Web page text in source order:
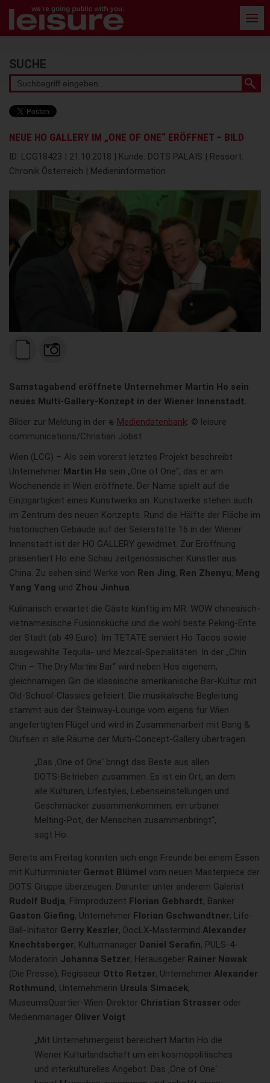
Barrierefreie
Bedienung
der
Stichwortsuche
SUCHE
NEUE HO GALLERY IM „ONE OF ONE“ ERÖFFNET – BILD
ID: LCG18423 | 21.10.2018 | Kunde: DOTS PALAIS | Ressort:
Chronik Österreich | Medieninformation
Samstagabend eröffnete Unternehmer Martin Ho sein
neues Multi-Gallery-Konzept in der Wiener Innenstadt.
Bilder zur Meldung in der
Mediendatenbank: © leisure
communications/Christian Jobst
Wien (LCG) – Als sein vorerst letztes Projekt beschreibt
Unternehmer Martin Ho sein „One of One“, das er am
Wochenende in Wien eröffnete. Der Name spielt auf die
Einzigartigkeit eines Kunstwerks an. Kunstwerke stehen auch
im Zentrum des neuen Konzepts. Rund die Hälfte der Fläche im
historischen Gebäude auf der Seilerstätte 16 in der Wiener
Innenstadt ist der HO GALLERY gewidmet. Zur Eröffnung
präsentiert Ho eine Schau zeitgenössischer Künstler aus
China. Zu sehen sind Werke von Ren Jing, Ren Zhenyu, Meng
Yang Yang und Zhou Jinhua.
Kulinarisch erwartet die Gäste künftig im MR. WOW chinesisch-
vietnamesische Fusionsküche und die wohl beste Peking-Ente
der Stadt (ab 49 Euro). Im TETATE serviert Ho Tacos sowie
ausgewählte Tequila- und Mezcal-Spezialitäten. In der „Chin
Chin – The Dry Martini Bar“ wird neben Hos eigenem,
gleichnamigen Gin die klassische amerikanische Bar-Kultur mit
Old-School-Classics gefeiert. Die musikalische Begleitung
stammt aus der Steinway-Lounge vom eigens für Wien
angefertigten Flügel und wird in Zusammenarbeit mit Bang &
Olufsen in alle Räume der Multi-Concept-Gallery übertragen.
„Das ‚One of One‘ bringt das Beste aus allen
DOTS-Betrieben zusammen. Es ist ein Ort, an dem
alle Kulturen, Lifestyles, Lebenseinstellungen und
Geschmäcker zusammenkommen; ein urbaner
Melting-Pot, der Menschen zusammenbringt“,
sagt Ho.
Bereits am Freitag konnten sich enge Freunde bei einem Essen
mit Kulturminister Gernot Blümel vom neuen Masterpiece der
DOTS Gruppe überzeugen. Darunter unter anderem Galerist
Rudolf Budja, Filmproduzent Florian Gebhardt, Banker
Gaston Giefing, Unternehmer Florian Gschwandtner, Life-
Ball-Initiator Gerry Keszler, DocLX-Mastermind Alexander
Knechtsberger, Kulturmanager Daniel Serafin, PULS-4-
Moderatorin Johanna Setzer, Herausgeber Rainer Nowak
(Die Presse), Regisseur Otto Retzer, Unternehmer Alexander
Rothmund, Unternehmerin Ursula Simacek,
MuseumsQuartier-Wien-Direktor Christian Strasser oder
Medienmanager Oliver Voigt.
„Mit Unternehmergeist bereichert Martin Ho die
Wiener Kulturlandschaft um ein kosmopolitisches
und interkulturelles Angebot. Das ‚One of One‘